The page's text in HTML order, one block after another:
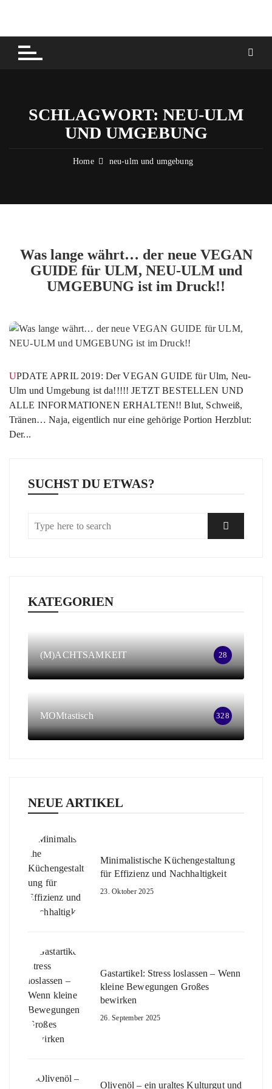
content
SCHLAGWORT: NEU-ULM
UND UMGEBUNG
Home neu-ulm und umgebung
Was lange währt… der neue VEGAN
GUIDE für ULM, NEU-ULM und
UMGEBUNG ist im Druck!!
UPDATE APRIL 2019: Der VEGAN GUIDE für Ulm, Neu-
Ulm und Umgebung ist da!!!!! JETZT BESTELLEN UND
ALLE INFORMATIONEN ERHALTEN!! Blut, Schweiß,
Tränen… Naja, eigentlich nur eine gehörige Portion Herzblut:
Der...
SUCHST DU ETWAS?
KATEGORIEN
(M)ACHTSAMKEIT 28
MOMtastisch 328
NEUE ARTIKEL
Minimalistische Küchengestaltung
für Effizienz und Nachhaltigkeit
23. Oktober 2025
Gastartikel: Stress loslassen – Wenn
kleine Bewegungen Großes
bewirken
26. September 2025
Olivenöl – ein uraltes Kulturgut und